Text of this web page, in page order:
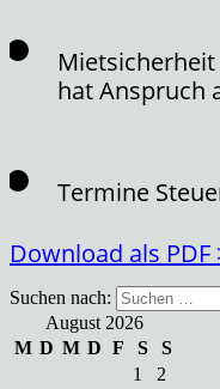
hat Anspruch
Termine
Download als PDF
Suchen nach:
August 2026
M D M D F S
S
1
2